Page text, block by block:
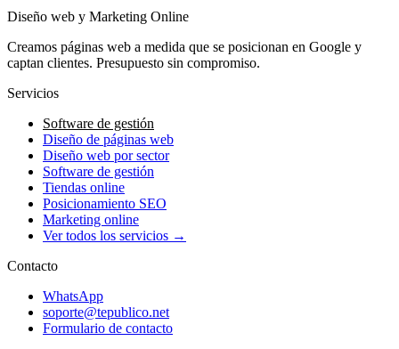
Diseño web y Marketing Online
Creamos páginas web a medida que se posicionan en Google y
captan clientes. Presupuesto sin compromiso.
Servicios
Software de gestión
Diseño de páginas web
Diseño web por sector
Software de gestión
Tiendas online
Posicionamiento SEO
Marketing online
Ver todos los servicios →
Contacto
WhatsApp
soporte@tepublico.net
Formulario de contacto